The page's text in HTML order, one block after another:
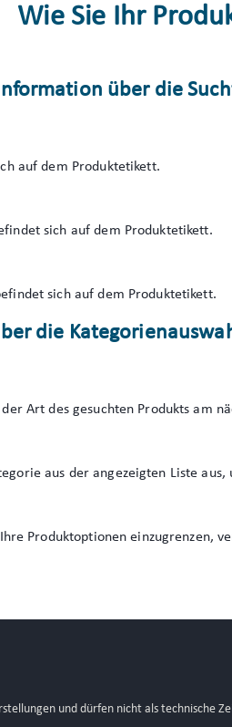
Wie Sie Ihr
über die
auf dem Produktetikett.
sich auf dem Produktetikett.
sich auf dem Produktetikett.
die
Art des gesuchten Produkts am
aus der angezeigten Liste
Produktoptionen einzugrenzen,
und dürfen nicht als technische